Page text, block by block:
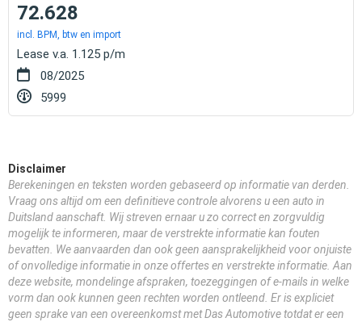
72.628
incl. BPM, btw en import
Lease v.a. 1.125 p/m
08/2025
5999
Disclaimer
Berekeningen en teksten worden gebaseerd op informatie van derden.
Vraag ons altijd om een definitieve controle alvorens u een auto in
Duitsland aanschaft. Wij streven ernaar u zo correct en zorgvuldig
mogelijk te informeren, maar de verstrekte informatie kan fouten
bevatten. We aanvaarden dan ook geen aansprakelijkheid voor onjuiste
of onvolledige informatie in onze offertes en verstrekte informatie. Aan
deze website, mondelinge afspraken, toezeggingen of e-mails in welke
vorm dan ook kunnen geen rechten worden ontleend. Er is expliciet
geen sprake van een overeenkomst met Das Automotive totdat er een